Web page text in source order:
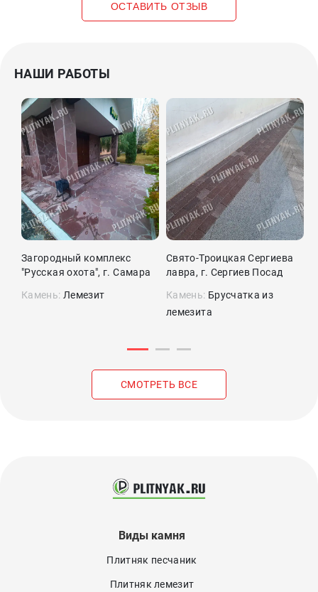
ОСТАВИТЬ ОТЗЫВ
НАШИ РАБОТЫ
Загородный комплекс
"Русская охота", г. Самара
Камень: Лемезит
Свято-Троицкая Сергиева
лавра, г. Сергиев Посад
Камень: Брусчатка из
лемезита
СМОТРЕТЬ ВСЕ
Виды камня
Плитняк песчаник
Плитняк лемезит